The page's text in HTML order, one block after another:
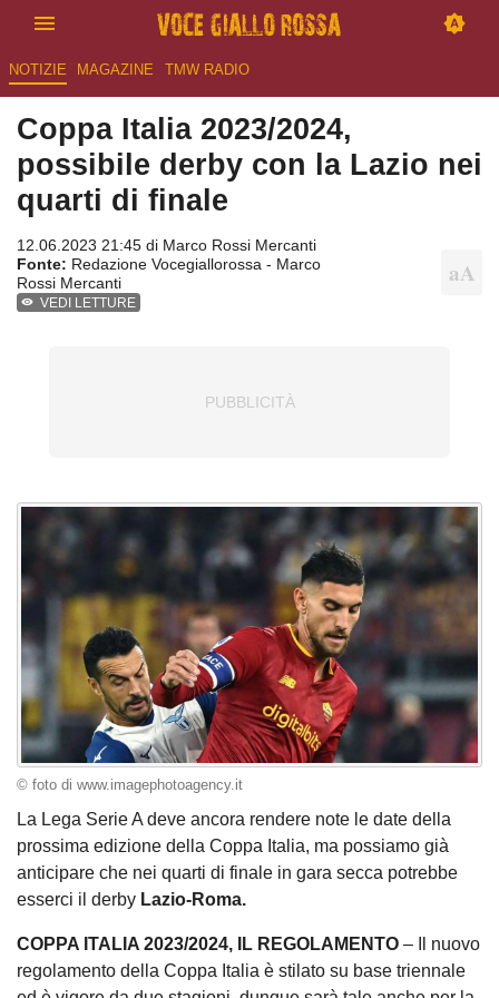
NOTIZIE MAGAZINE TMW RADIO
Coppa Italia 2023/2024,
possibile derby con la Lazio nei
quarti di finale
12.06.2023 21:45 di Marco Rossi Mercanti
Fonte: Redazione Vocegiallorossa - Marco
Rossi Mercanti
VEDI LETTURE
© foto di www.imagephotoagency.it
La Lega Serie A deve ancora rendere note le date della
prossima edizione della Coppa Italia, ma possiamo già
anticipare che nei quarti di finale in gara secca potrebbe
esserci il derby Lazio-Roma.
COPPA ITALIA 2023/2024, IL REGOLAMENTO – Il nuovo
regolamento della Coppa Italia è stilato su base triennale